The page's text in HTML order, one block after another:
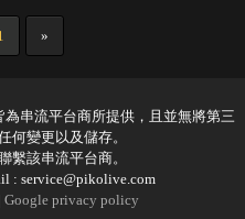
»
串流平台商所提供，且並無將第三
何變更以及儲存。
繫該串流平台商。
: service@pikolive.com
Google privacy policy